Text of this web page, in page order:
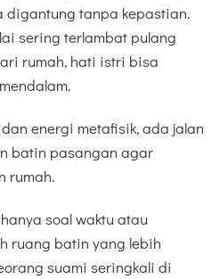
digantung tanpa kepastian.
sering terlambat pulang
rumah, hati istri bisa
energi metafisik, ada jalan
batin pasangan agar
rumah.
soal waktu atau
ruang batin yang lebih
suami seringkali di